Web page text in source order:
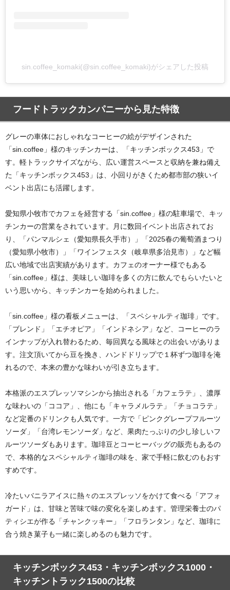
sin.coffee_komaki(@sin.coffee_komaki)がシェアした投稿
フードトラックカンパニーから見た特徴
グレーの車体におしゃれなコーヒーの絵がデザインされた
「sin.coffee」様のキッチンカーは、「キッチンボックス453」で
す。軽トラックサイズながら、広い運営スペースと収納を兼ね備え
た「キッチンボックス453」は、小回りがきくため都市部の狭いイ
ベント出店にも活躍します。
愛知県小牧市でカフェを経営する「sin.coffee」様の駐車場で、キッ
チンカーの営業をされています。月に数回イベント出店されてお
り、「パンマルシェ（愛知県長久手市）」「2025春の葡萄酒まつり
（愛知県小牧市）」「ワインフェスタ（岐阜県多治見市）」など幅
広い地域で出店実績があります。 カフェのオーナー様でもある
「sin.coffee」様は、美味しい珈琲を多くの方に飲んでもらいたいと
いう思いから、キッチンカーを始められました。
「sin.coffee」様の看板メニューは、「スペシャルティ珈琲」です。
「ブレンド」「エチオピア」「インドネシア」など、コーヒーのラ
インナップが入れ替わるため、毎回異なる風味との出会いがありま
す。注文頂いてから豆を挽き、ハンドドリップで１杯ずつ珈琲を淹
れるので、本来の豊かな味わいが引き立ちます。
本格派のエスプレッソマシンから抽出される「カフェラテ」、濃厚
な味わいの「ココア」、他にも
「キャラメルラテ」「チョコラテ」
など定番のドリンクも人気です。一方で「ピンクグレープフルーツ
ソーダ」「台湾レモンソーダ」など、果肉たっぷりの少し珍しいフ
ルーツソーダもあります。 珈琲豆とコーヒーバッグの販売もあるの
で、本格的な スペシャルティ珈琲の味を、家で手軽に飲むのもおす
すめです。
冷たいバニラアイスに熱々のエスプレッソをかけて食べる
「アフォ
ガード」は、 甘味と苦味で味の変化を楽しめます。管理栄養士のパ
ティシエが作る「チャンクッキー」「フロランタン」など、珈琲に
合う焼き菓子も一緒に楽しめるのも魅力です。
キッチンボックス453・キッチンボックス1000・
キッチントラック1500の比較